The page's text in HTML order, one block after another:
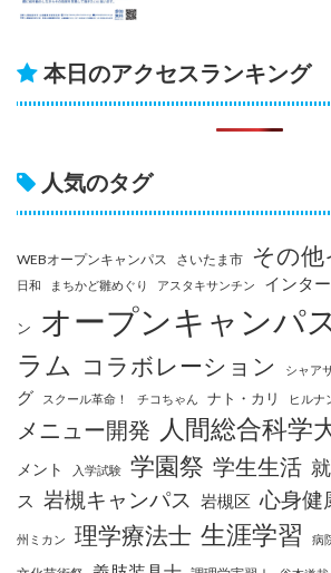
本日のアクセスランキング
人気のタグ
WEBオープンキャンパス さいたま市 その他
日和
まちかど雛めぐり アスタキサンチン インタ
ン オープンキャンパ
ラム コラボレーション シャア
グ
スクール革命！ チコちゃん ナト・カリ ヒルナ
メニュー開発 人間総合科学
メント
入学試験 学園祭 学生生活
ス 岩槻キャンパス 岩槻区 心身健
州ミカン 理学療法士 生涯学習 病